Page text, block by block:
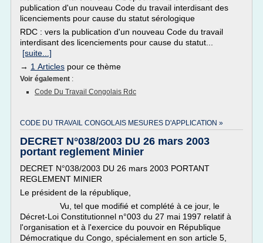
publication d'un nouveau Code du travail interdisant des
licenciements pour cause du statut sérologique
RDC : vers la publication d'un nouveau Code du travail
interdisant des licenciements pour cause du statut...
[suite...]
→ 1 Articles pour ce thème
Voir également :
Code Du Travail Congolais Rdc
CODE DU TRAVAIL CONGOLAIS MESURES D'APPLICATION »
DECRET N°038/2003 DU 26 mars 2003
portant reglement Minier
DECRET N°038/2003 DU 26 mars 2003 PORTANT
REGLEMENT MINIER
Le président de la république,
Vu, tel que modifié et complété à ce jour, le
Décret-Loi Constitutionnel n°003 du 27 mai 1997 relatif à
l'organisation et à l'exercice du pouvoir en République
Démocratique du Congo, spécialement en son article 5,